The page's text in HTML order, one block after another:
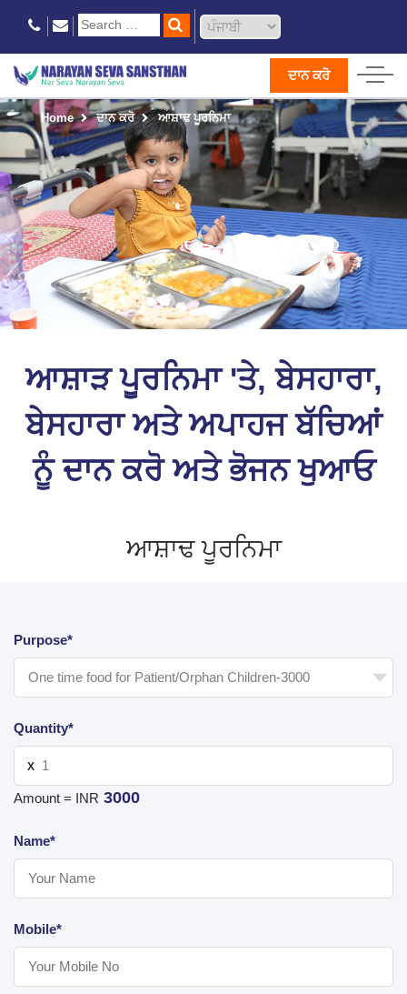
ਦਾਨ ਕਰੋ
Home ਦਾਨ ਕਰੋ ਆਸ਼ਾਢ ਪੂਰਨਿਮਾ
ਆਸ਼ਾੜ ਪੂਰਨਿਮਾ 'ਤੇ, ਬੇਸਹਾਰਾ,
ਬੇਸਹਾਰਾ ਅਤੇ ਅਪਾਹਜ ਬੱਚਿਆਂ
ਨੂੰ ਦਾਨ ਕਰੋ ਅਤੇ ਭੋਜਨ ਖੁਆਓ
ਆਸ਼ਾਢ ਪੂਰਨਿਮਾ
Purpose*
Quantity*
X
Amount = INR 3000
Name*
Mobile*